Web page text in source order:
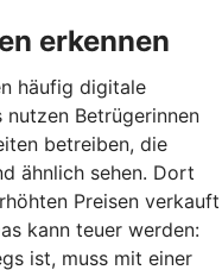
erkennen
häufig digitale
Betrügerinnen
betreiben, die
ähnlich sehen. Dort
Preisen verkauft
kann teuer werden:
ist, muss mit einer